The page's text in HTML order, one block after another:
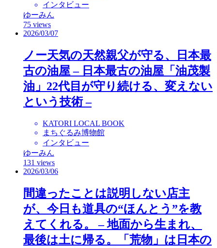
インタビュー
ゆーみん
75 views
2026/03/07
ノー天気の天然親父が守る、日本最
古の油屋 – 日本最古の油屋「油茂製
油」22代目が守り続ける、変えない
という技術 –
KATORI LOCAL BOOK
まちぐるみ博物館
インタビュー
ゆーみん
131 views
2026/03/06
間違ったことは説明しない店主
が、今日も道具の“ほんとう”を教
えてくれる。 – 地面から生まれ、
最後は土に帰る。「荒物」は日本の